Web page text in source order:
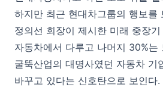
하지만 최근 현대차그룹의 행보를
정의선 회장이 제시한 미래 중장
자동차에서 다루고 나머지 30%
굴뚝산업의 대명사였던 자동차
바꾸고 있다는 신호탄으로 보인